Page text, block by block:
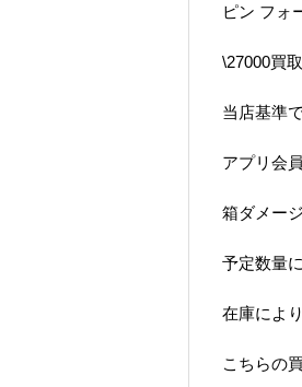
ピン フォ
\27000買取
当店基準
アプリ会
箱ダメー
予定数量
在庫によ
こちらの